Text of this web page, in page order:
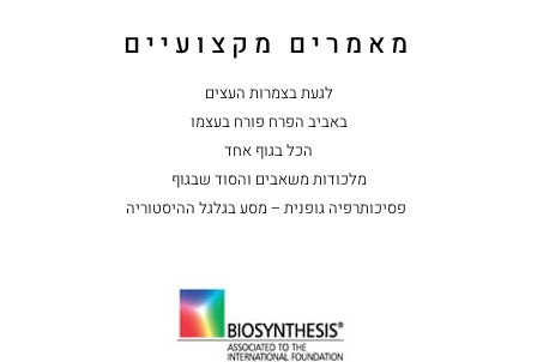
מאמרים מקצועיים
לגעת בצמרות העצים
באביב הפרח פורח בעצמו
הכל בגוף אחד
מלכודות משאבים והסוד שבגוף
פסיכותרפיה גופנית – מסע בגלגל ההיסטוריה